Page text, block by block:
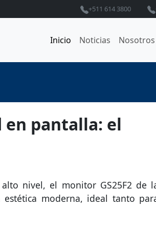
+511 614 3800
Inicio Noticias Nosotros
pantalla: el
nivel, el monitor GS25F2 de
moderna, ideal tanto